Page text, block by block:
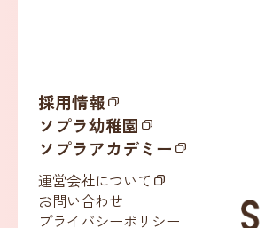
採用情報
ソプラ幼稚園
ソプラアカデミー
運営会社について
お問い合わせ
プライバシーポリシー